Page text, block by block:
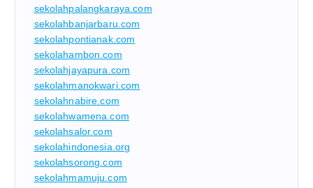
sekolahpalangkaraya.com
sekolahbanjarbaru.com
sekolahpontianak.com
sekolahambon.com
sekolahjayapura.com
sekolahmanokwari.com
sekolahnabire.com
sekolahwamena.com
sekolahsalor.com
sekolahindonesia.org
sekolahsorong.com
sekolahmamuju.com